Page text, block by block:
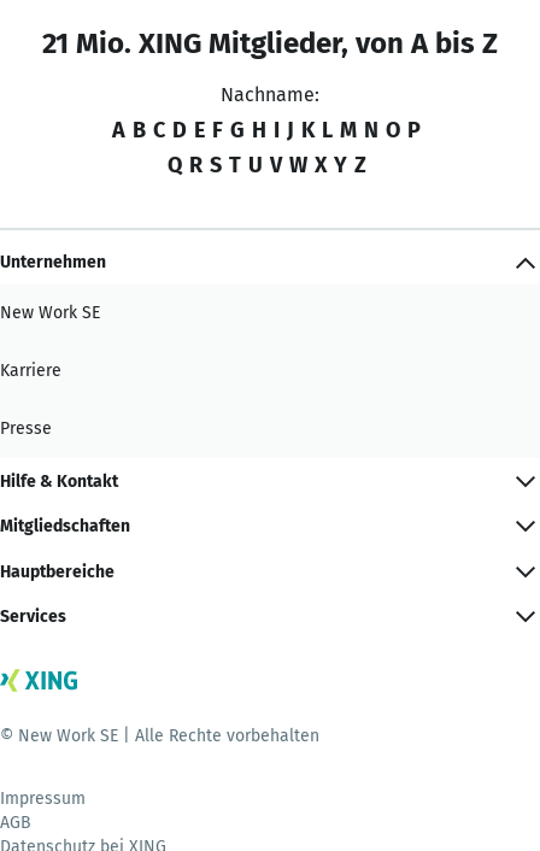
21 Mio. XING Mitglieder, von A bis Z
Nachname:
A B C D E F G H I J K L M N O P
Q R S T U V W X Y Z
Unternehmen
New Work SE
Karriere
Presse
Hilfe & Kontakt
Mitgliedschaften
Hauptbereiche
Services
© New Work SE | Alle Rechte vorbehalten
Impressum
AGB
Datenschutz bei XING